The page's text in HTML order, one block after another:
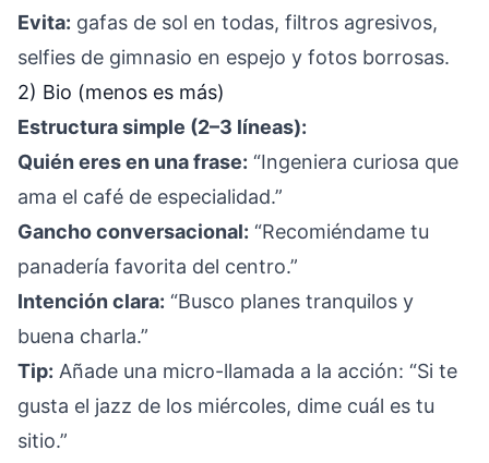
Evita: gafas de sol en todas, filtros agresivos,
selfies de gimnasio en espejo y fotos borrosas.
2) Bio (menos es más)
Estructura simple (2–3 líneas):
Quién eres en una frase: “Ingeniera curiosa que
ama el café de especialidad.”
Gancho conversacional: “Recomiéndame tu
panadería favorita del centro.”
Intención clara: “Busco planes tranquilos y
buena charla.”
Tip: Añade una micro-llamada a la acción: “Si te
gusta el jazz de los miércoles, dime cuál es tu
sitio.”